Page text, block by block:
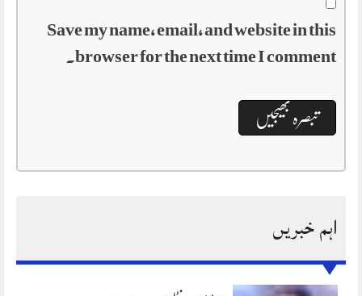
Save my name, email, and website in this
browser for the next time I comment.
اہم خبریں